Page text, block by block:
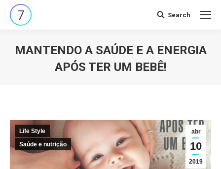
Search:
Search
MANTENDO A SAÚDE E A ENERGIA
APÓS TER UM BEBÊ!
abr
10
2019
Life Style
Saúde e nutrição